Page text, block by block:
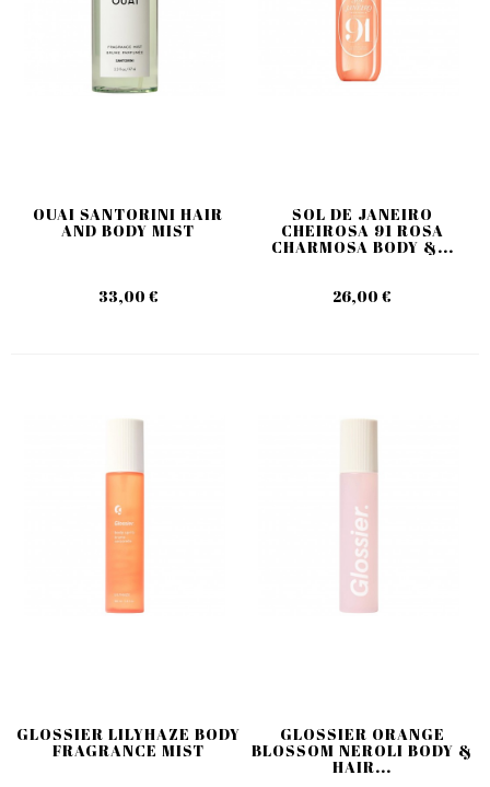
OUAI SANTORINI HAIR
AND BODY MIST
33,00 €
SOL DE JANEIRO
CHEIROSA 91 ROSA
CHARMOSA BODY &...
26,00 €
GLOSSIER LILYHAZE BODY
FRAGRANCE MIST
GLOSSIER ORANGE
BLOSSOM NEROLI BODY &
HAIR...